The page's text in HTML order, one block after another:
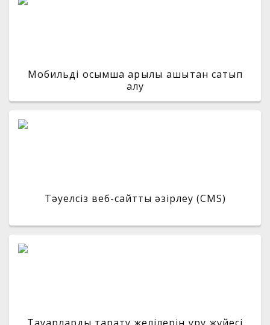
Мобильді қосымша арқылы қашықтан сатып
алу
Тәуелсіз веб-сайтты әзірлеу (CMS)